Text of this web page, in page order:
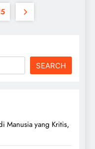
SEARCH
Manusia yang Kritis,